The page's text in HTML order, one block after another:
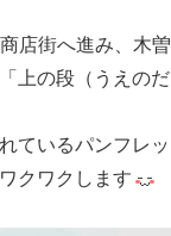
店街へ進み、木
上の段（うえの
ているパンフレ
クワクします